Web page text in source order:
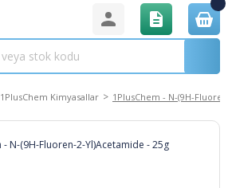
1PlusChem Kimyasallar 1PlusChem - N-(9H-